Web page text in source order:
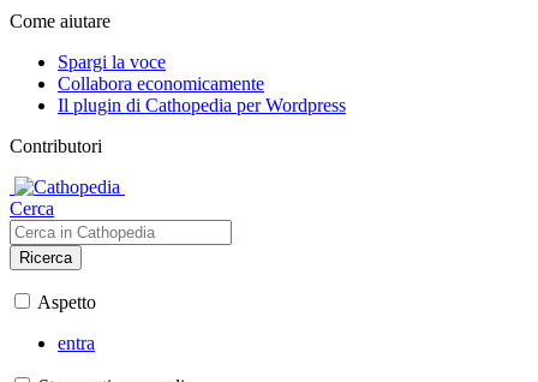
Come aiutare
Spargi la voce
Collabora economicamente
Il plugin di Cathopedia per Wordpress
Contributori
Cerca
Ricerca
Aspetto
entra